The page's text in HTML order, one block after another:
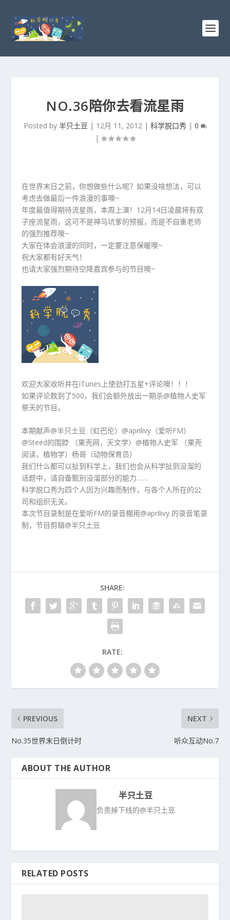
NO.36陪你去看流星雨
Posted by 半只土豆 | 12月 11, 2012| 科学脱口秀| 0
|
在世界末日之前，你想做些什么呢？如果没啥想法，可以
考虑去做最后一件浪漫的事噢~
年度最值得期待流星雨，本周上演！12月14日凌晨将有双
子座流星雨，这可不是神马坑爹的预报，而是不自重老师
的强烈推荐噢~
大家在体会浪漫的同时，一定要注意保暖噢~
祝大家都有好天气！
也请大家强烈期待空降嘉宾参与的节目噢~
欢迎大家收听并在iTunes上使劲打五星+评论噢！！！
如果评论数到了500，我们会额外放出一期杀@植物人史军
祭天的节目。
本期献声@半只土豆（虹巴伦）@aprilivy（爱听FM）
@Steed的围脖 （果壳网，天文学）@植物人史军 （果壳
阅读，植物学）杨哥（动物保育员）
我们什么都可以扯到科学上，我们也会从科学扯到没溜的
话题中，请自备甄别没溜部分的能力……
科学脱口秀为四个人因为兴趣而制作，与各个人所在的公
司和组织无关。
本次节目录制是在爱听FM的录音棚用@aprilivy 的录音笔录
制，节目剪辑@半只土豆
SHARE:
RATE:
PREVIOUS
No.35世界末日倒计时
NEXT
听众互动No.7
ABOUT THE AUTHOR
半只土豆
负责掉下线的@半只土豆
RELATED POSTS